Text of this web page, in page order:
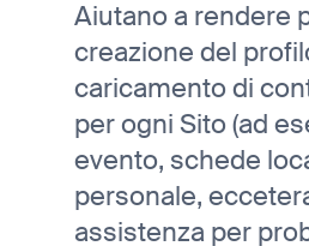
Aiutano a rendere
creazione del
caricamento di
per ogni Sito (ad
evento, schede
personale,
assistenza per